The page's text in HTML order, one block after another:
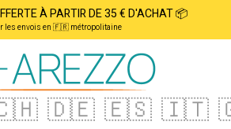
À PARTIR DE 35 € D'ACHAT 📦
les envois en 🇫🇷 métropolitaine
🇩🇪 🇪🇸 🇮🇹